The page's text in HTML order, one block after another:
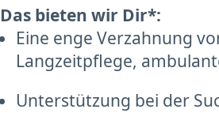
Das bieten wir Dir*:
Eine enge Verzahnung
Langzeitpflege,
Unterstützung bei der